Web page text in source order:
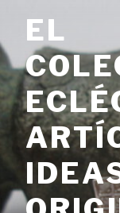
contenido
EL